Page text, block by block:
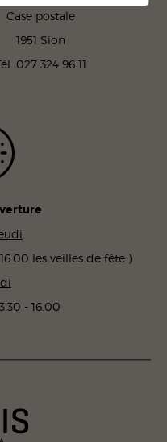
Case postale
1951 Sion
027 324 96 11
les veilles de fête )
- 16.00